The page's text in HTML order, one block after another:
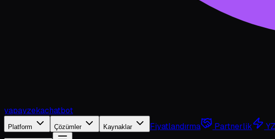
yapayzekachatbot
Platform Çözümler Kaynaklar Fiyatlandırma Partnerlik